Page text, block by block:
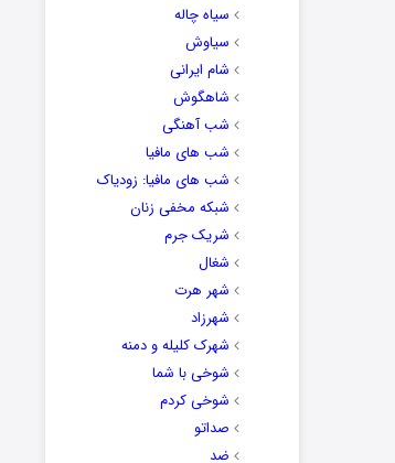
سیاه چاله
سیاوش
شام ایرانی
شاهگوش
شب آهنگی
شب های مافیا
شب های مافیا: زودیاک
شبکه مخفی زنان
شریک جرم
شغال
شهر هرت
شهرزاد
شهرک کلیله و دمنه
شوخی با شما
شوخی کردم
صداتو
ضد